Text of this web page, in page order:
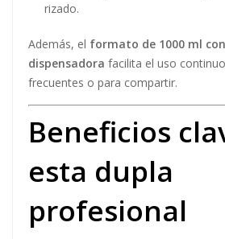
rizado.
Además, el formato de 1000 ml
dispensadora facilita el uso
frecuentes o para compartir.
Beneficios
esta dupla
profesional